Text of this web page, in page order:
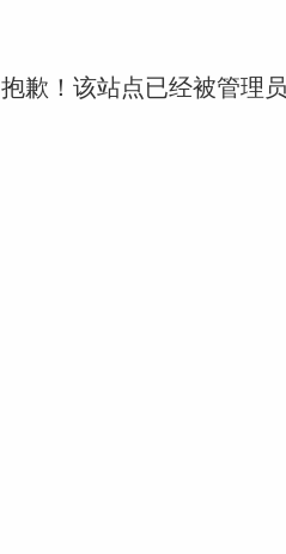
抱歉！该站点已经被管理